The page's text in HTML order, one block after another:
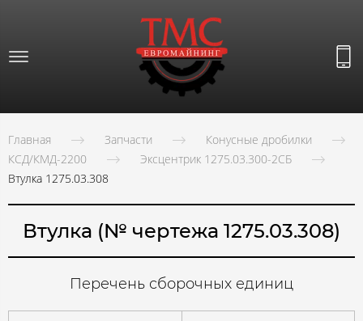
Главная Запчасти
Конусные дробилки
КСД/КМД-2200
Эксцентрик 1275.03.300-2СБ
Втулка 1275.03.308
Втулка (№ чертежа 1275.03.308)
Перечень сборочных единиц